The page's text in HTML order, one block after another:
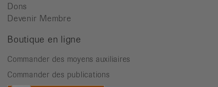
Dons
Devenir Membre
Boutique en ligne
Commander des moyens auxiliaires
Commander des publications